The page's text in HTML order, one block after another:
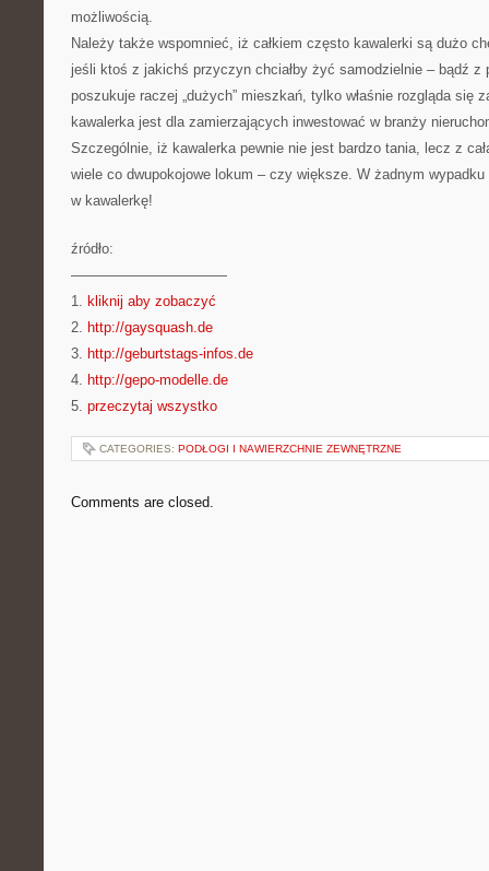
możliwością.
Należy także wspomnieć, iż całkiem często kawalerki są dużo
jeśli ktoś z jakichś przyczyn chciałby żyć samodzielnie – bądź z
poszukuje raczej „dużych” mieszkań, tylko właśnie rozgląda się
kawalerka jest dla zamierzających inwestować w branży
Szczególnie, iż kawalerka pewnie nie jest bardzo tania, lecz z
wiele co dwupokojowe lokum – czy większe. W żadnym
w kawalerkę!
źródło:
———————————
1. kliknij aby zobaczyć
2. http://gaysquash.de
3. http://geburtstags-infos.de
4. http://gepo-modelle.de
5. przeczytaj wszystko
CATEGORIES: PODŁOGI I NAWIERZCHNIE ZEWNĘTRZNE
Comments are closed.